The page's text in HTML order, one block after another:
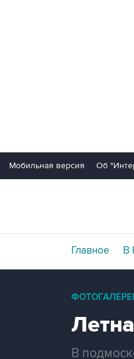
Мобильная версия Об
Главное В
В